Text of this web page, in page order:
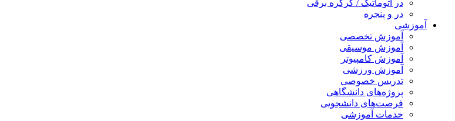
در اتوماتیک / کرکره برقی
در و پنجره
آموزشی
آموزش تخصصی
آموزش موسیقی
آموزش کامپیوتر
آموزش ورزشی
تدریس خصوصی
پروژه‌های دانشگاهی
فرصت‌های دانشجویی
خدمات آموزشی